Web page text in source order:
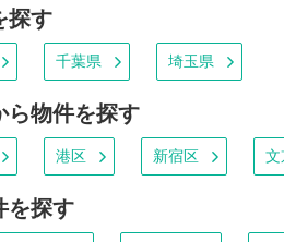
探す
千葉県 埼玉県
ら物件を探す
港区 新宿区 文
を探す